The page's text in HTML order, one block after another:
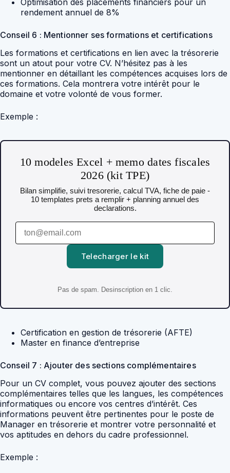
rendement annuel de 8%
Conseil 6 : Mentionner ses formations et certifications
Les formations et certifications en lien avec la trésorerie
sont un atout pour votre CV. N’hésitez pas à les
mentionner en détaillant les compétences acquises lors de
ces formations. Cela montrera votre intérêt pour le
domaine et votre volonté de vous former.
Exemple :
10 modeles Excel + memo dates fiscales
2026 (kit TPE)
Bilan simplifie, suivi tresorerie, calcul TVA, fiche de paie -
10 templates prets a remplir + planning annuel des
declarations.
Telecharger le kit
Pas de spam. Desinscription en 1 clic.
Certification en gestion de trésorerie (AFTE)
Master en finance d’entreprise
Conseil 7 : Ajouter des sections complémentaires
Pour un CV complet, vous pouvez ajouter des sections
complémentaires telles que les langues, les compétences
informatiques ou encore vos centres d’intérêt. Ces
informations peuvent être pertinentes pour le poste de
Manager en trésorerie et montrer votre personnalité et
vos aptitudes en dehors du cadre professionnel.
Exemple :